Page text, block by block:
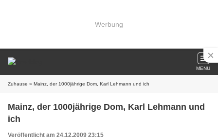
Werbung
MENU
Zuhause » Mainz, der 1000jährige Dom, Karl Lehmann und ich
Mainz, der 1000jährige Dom, Karl Lehmann und
ich
Veröffentlicht am 24.12.2009 23:15